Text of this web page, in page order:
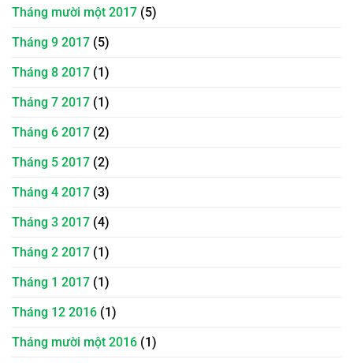
Tháng mười một 2017 (5)
Tháng 9 2017 (5)
Tháng 8 2017 (1)
Tháng 7 2017 (1)
Tháng 6 2017 (2)
Tháng 5 2017 (2)
Tháng 4 2017 (3)
Tháng 3 2017 (4)
Tháng 2 2017 (1)
Tháng 1 2017 (1)
Tháng 12 2016 (1)
Tháng mười một 2016 (1)